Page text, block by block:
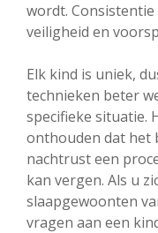
wordt.
veiligheid en
Elk kind is uniek,
technieken beter
specifieke situatie.
onthouden dat het
nachtrust een
kan vergen. Als u
slaapgewoonten
vragen aan een